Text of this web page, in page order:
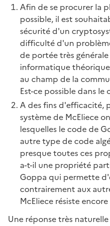
Afin de se procurer la
possible, il est
sécurité d'un
difficulté d'un
de portée très
informatique
au champ de la
Est-ce possible dans le
A des fins d'efficacité,
système de McEliece
lesquelles le code de
autre type de code
presque toutes ces
a-t-il une propriété
Goppa qui permette
contrairement aux
McEliece résiste encore
Une réponse très